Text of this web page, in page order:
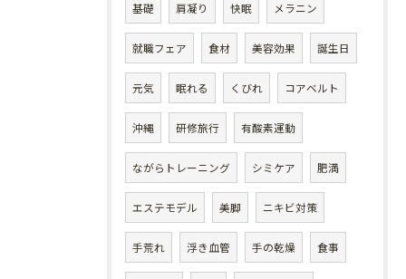
基礎 肩凝り 快眠 メラニン
就職フェア 食材 美容効果 誕生日
元気 眠れる くびれ コアベルト
沖縄 研修旅行 有酸素運動
ながらトレーニング シミケア 肥満
エステモデル 美脚 ニキビ対策
手荒れ 浮き血管 手の乾燥 食事